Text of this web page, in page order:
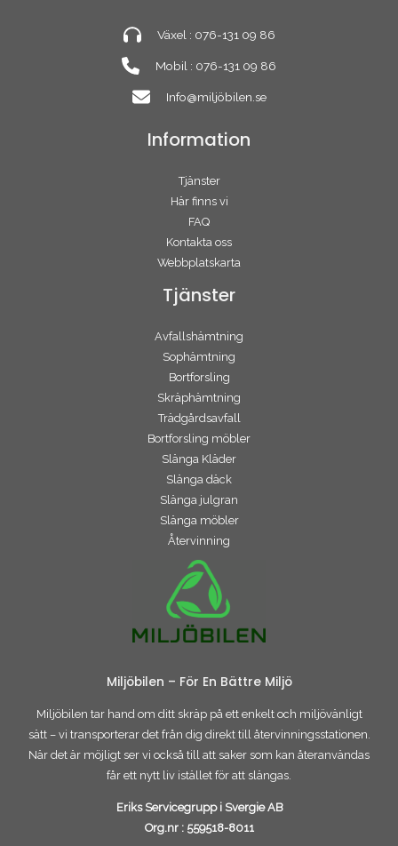
Växel : 076-131 09 86
Mobil : 076-131 09 86
Info@miljöbilen.se
Information
Tjänster
Här finns vi
FAQ
Kontakta oss
Webbplatskarta
Tjänster
Avfallshämtning
Sophämtning
Bortforsling
Skräphämtning
Trädgårdsavfall
Bortforsling möbler
Slänga Kläder
Slänga däck
Slänga julgran
Slänga möbler
Återvinning
Miljöbilen – För En Bättre Miljö
Miljöbilen tar hand om ditt skräp på ett enkelt och miljövänligt
sätt – vi transporterar det från dig direkt till återvinningsstationen.
När det är möjligt ser vi också till att saker som kan återanvändas
får ett nytt liv istället för att slängas.
Eriks Servicegrupp i Svergie AB
Org.nr : 559518-8011